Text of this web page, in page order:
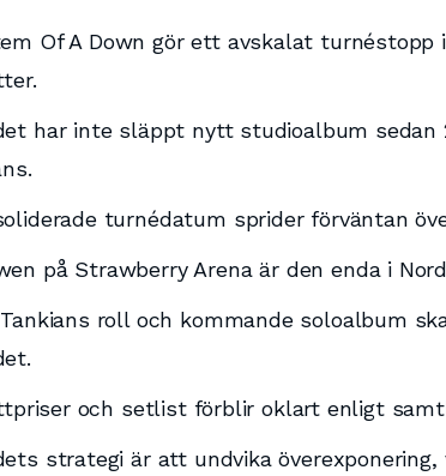
Of A Down gör ett avskalat turnéstopp
har inte släppt nytt studioalbum
turnédatum sprider förväntan
på Strawberry Arena är den enda i
roll och kommande soloalbum
och setlist förblir oklart enligt
strategi är att undvika